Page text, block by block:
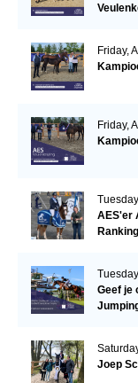
Friday,
Friday,
AES'er
Geef je
Joep